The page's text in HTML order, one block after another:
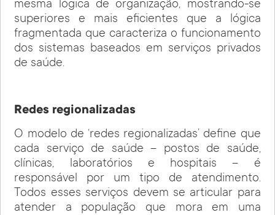
mesma lógica de organização, mostrando-se
superiores e mais eficientes que a lógica
fragmentada que caracteriza o funcionamento
dos sistemas baseados em serviços privados
de saúde.
Redes regionalizadas
O modelo de ‘redes regionalizadas’ define que
cada serviço de saúde – postos de saúde,
clínicas, laboratórios e hospitais – é
responsável por um tipo de atendimento.
Todos esses serviços devem se articular para
atender a população que mora em uma